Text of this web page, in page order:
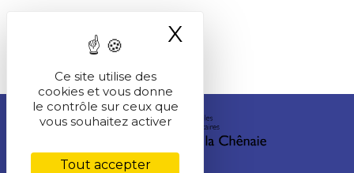
Ce site utilise des
cookies et vous donne
le contrôle sur ceux que
vous souhaitez activer
Tout accepter
X